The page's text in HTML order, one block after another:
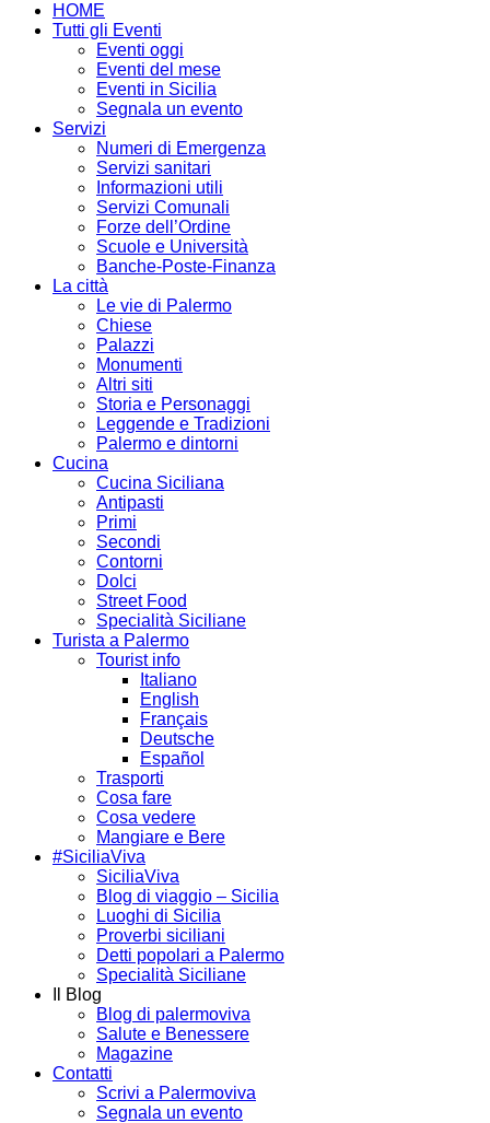
HOME
Tutti gli Eventi
Eventi oggi
Eventi del mese
Eventi in Sicilia
Segnala un evento
Servizi
Numeri di Emergenza
Servizi sanitari
Informazioni utili
Servizi Comunali
Forze dell’Ordine
Scuole e Università
Banche-Poste-Finanza
La città
Le vie di Palermo
Chiese
Palazzi
Monumenti
Altri siti
Storia e Personaggi
Leggende e Tradizioni
Palermo e dintorni
Cucina
Cucina Siciliana
Antipasti
Primi
Secondi
Contorni
Dolci
Street Food
Specialità Siciliane
Turista a Palermo
Tourist info
Italiano
English
Français
Deutsche
Español
Trasporti
Cosa fare
Cosa vedere
Mangiare e Bere
#SiciliaViva
SiciliaViva
Blog di viaggio – Sicilia
Luoghi di Sicilia
Proverbi siciliani
Detti popolari a Palermo
Specialità Siciliane
Il Blog
Blog di palermoviva
Salute e Benessere
Magazine
Contatti
Scrivi a Palermoviva
Segnala un evento